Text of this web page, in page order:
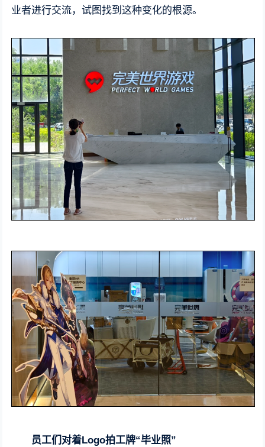
业者进行交流，试图找到这种变化的根源。
员工们对着Logo拍工牌“毕业照”